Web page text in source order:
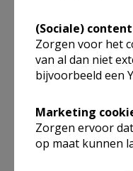
Niet gevonden wat je
gegevens van andere
(Sociale)
Zorgen voor het
van al dan niet
bijvoorbeeld een
Marketing
Zorgen ervoor
op maat kunnen